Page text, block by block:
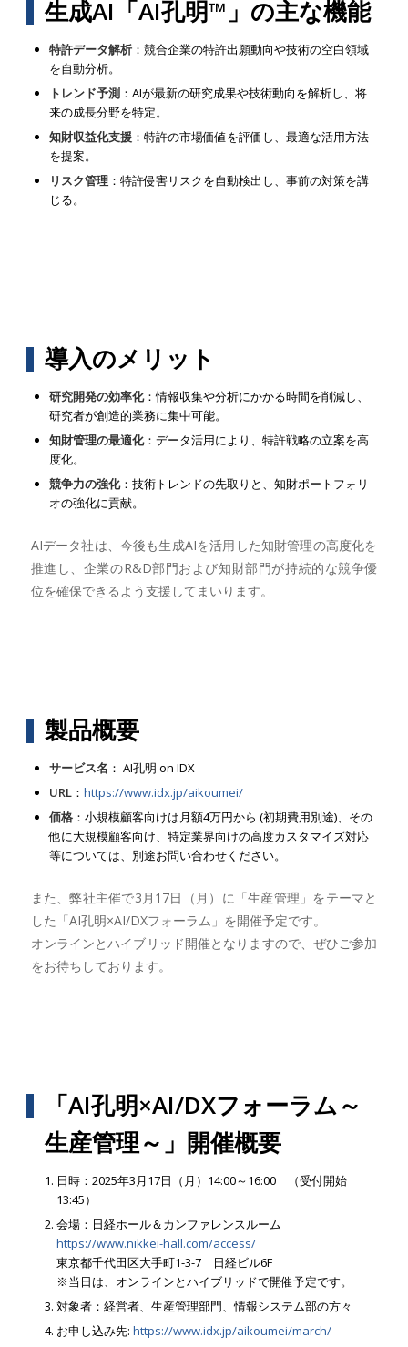
生成AI「AI孔明™」の主な機能
特許データ解析：競合企業の特許出願動向や技術の空白領域
を自動分析。
トレンド予測 ：AIが最新の研究成果や技術動向を解析し、将
来の成長分野を特定。
知財収益化支援：特許の市場価値を評価し、最適な活用方法
を提案。
リスク管理：特許侵害リスクを自動検出し、事前の対策を講
じる。
導入のメリット
研究開発の効率化：情報収集や分析にかかる時間を削減し、
研究者が創造的業務に集中可能。
知財管理の最適化：データ活用により、特許戦略の立案を高
度化。
競争力の強化：技術トレンドの先取りと、知財ポートフォリ
オの強化に貢献。
AIデータ社は、今後も生成AIを活用した知財管理の高度化を
推進し、企業のR&D部門および知財部門が持続的な競争優
位を確保できるよう支援してまいります。
製品概要
サービス名 ： AI孔明 on IDX
URL： https://www.idx.jp/aikoumei/
価格：小規模顧客向けは月額4万円から (初期費用別途)、その
他に大規模顧客向け、特定業界向けの高度カスタマイズ対応
等については、別途お問い合わせください。
また、弊社主催で3月17日（月）に「生産管理」をテーマと
した「AI孔明×AI/DXフォーラム」を開催予定です。
オンラインとハイブリッド開催となりますので、ぜひご参加
をお待ちしております。
「AI孔明×AI/DXフォーラム～
生産管理～」開催概要
日時：2025年3月17日（月）14:00～16:00 （受付開始
13:45）
会場：日経ホール＆カンファレンスルーム
https://www.nikkei-hall.com/access/
東京都千代田区大手町1-3-7 日経ビル6F
※当日は、オンラインとハイブリッドで開催予定です。
対象者：経営者、生産管理部門、情報システム部の方々
お申し込み先: https://www.idx.jp/aikoumei/march/